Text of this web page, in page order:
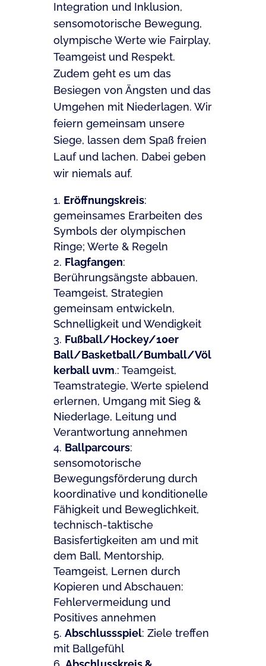
Integration und Inklusion,
sensomotorische Bewegung,
olympische Werte wie Fairplay,
Teamgeist und Respekt.
Zudem geht es um das
Besiegen von Ängsten und das
Umgehen mit Niederlagen. Wir
feiern gemeinsam unsere
Siege, lassen dem Spaß freien
Lauf und lachen. Dabei geben
wir niemals auf.
Eröffnungskreis:
gemeinsames Erarbeiten des
Symbols der olympischen
Ringe; Werte & Regeln
Flagfangen:
Berührungsängste abbauen,
Teamgeist, Strategien
gemeinsam entwickeln,
Schnelligkeit und Wendigkeit
Fußball/Hockey/10er
Ball/Basketball/Bumball/Völ
kerball uvm.: Teamgeist,
Teamstrategie, Werte spielend
erlernen, Umgang mit Sieg &
Niederlage, Leitung und
Verantwortung annehmen
Ballparcours:
sensomotorische
Bewegungsförderung durch
koordinative und konditionelle
Fähigkeit und Beweglichkeit,
technisch-taktische
Basisfertigkeiten am und mit
dem Ball, Mentorship,
Teamgeist, Lernen durch
Kopieren und Abschauen:
Fehlervermeidung und
Positives annehmen
Abschlussspiel: Ziele treffen
mit Ballgefühl